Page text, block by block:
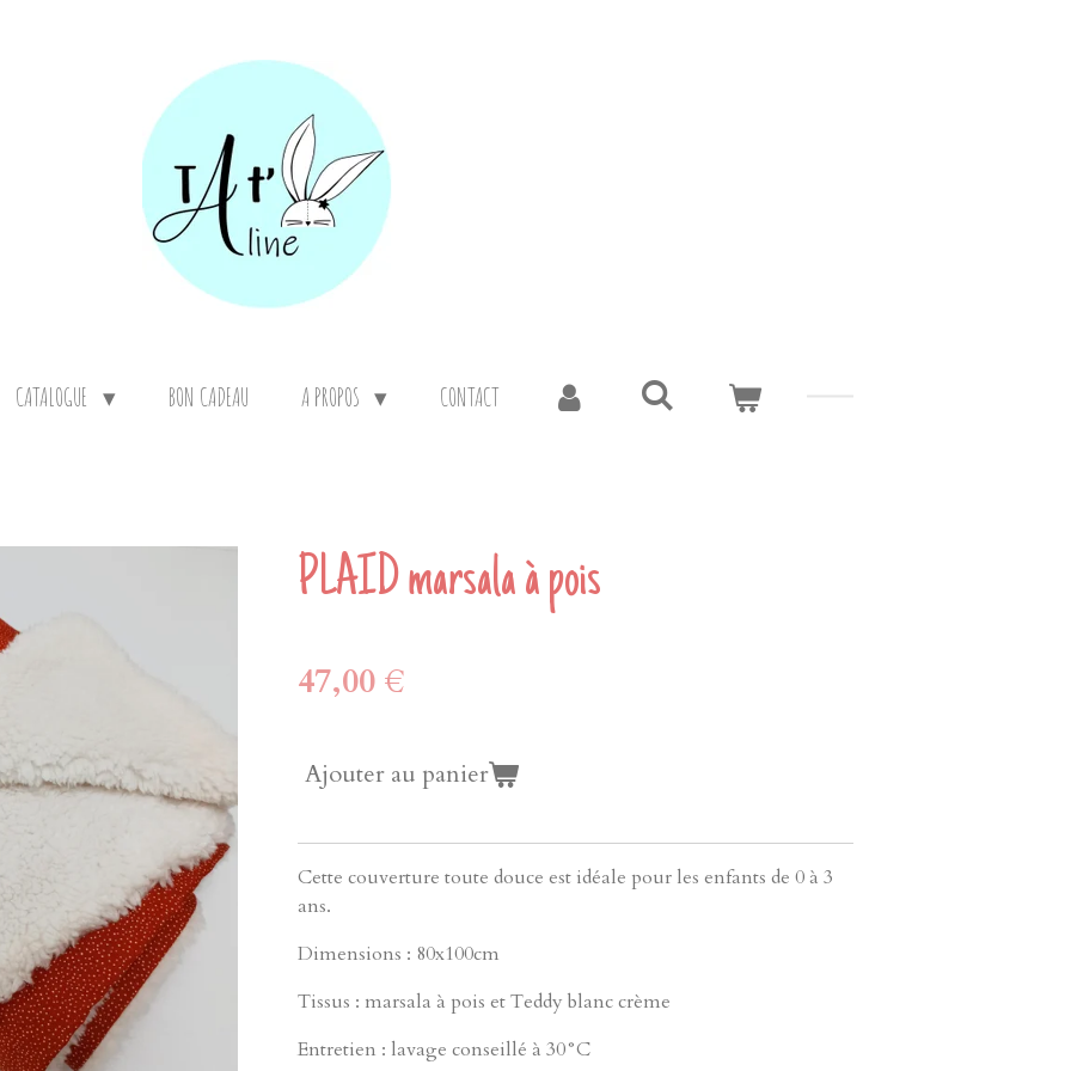
CATALOGUE BON CADEAU A PROPOS CONTACT
PLAID marsala à pois
47,00 €
Ajouter au panier
Cette couverture toute douce est idéale pour les enfants de 0 à 3
ans.
Dimensions : 80x100cm
Tissus : marsala à pois et Teddy blanc crème
Entretien : lavage conseillé à 30°C